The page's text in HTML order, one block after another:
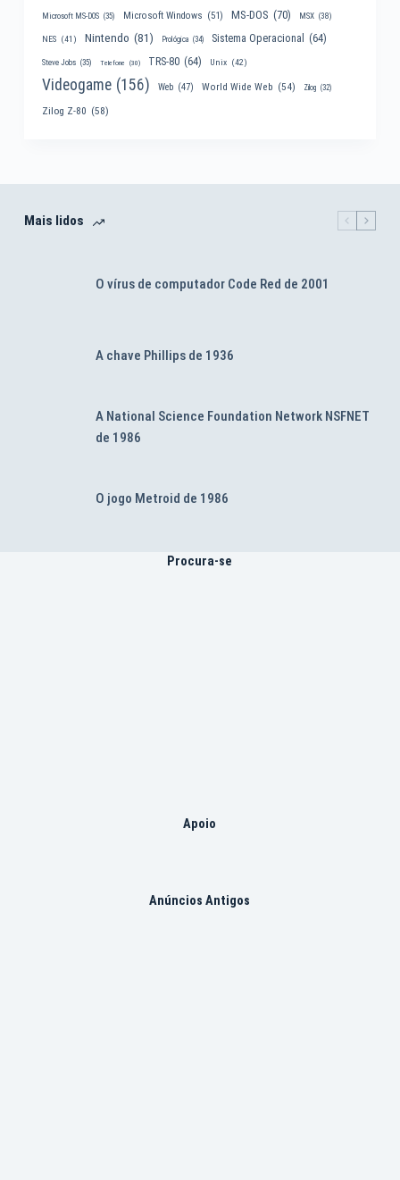
Microsoft MS-DOS (35) Microsoft Windows (51) MS-DOS (70) MSX (38)
NES (41) Nintendo (81) Prológica (34) Sistema Operacional (64)
Steve Jobs (35) Telefone (30) TRS-80 (64) Unix (42)
Videogame (156) Web (47) World Wide Web (54) Zilog (32)
Zilog Z-80 (58)
Mais lidos
O vírus de computador Code Red de 2001
A chave Phillips de 1936
A National Science Foundation Network NSFNET
de 1986
O jogo Metroid de 1986
Procura-se
Apoio
Anúncios Antigos